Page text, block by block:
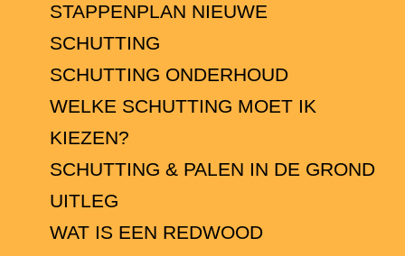
STAPPENPLAN NIEUWE
SCHUTTING
SCHUTTING ONDERHOUD
WELKE SCHUTTING MOET IK
KIEZEN?
SCHUTTING & PALEN IN DE GROND
UITLEG
WAT IS EEN REDWOOD